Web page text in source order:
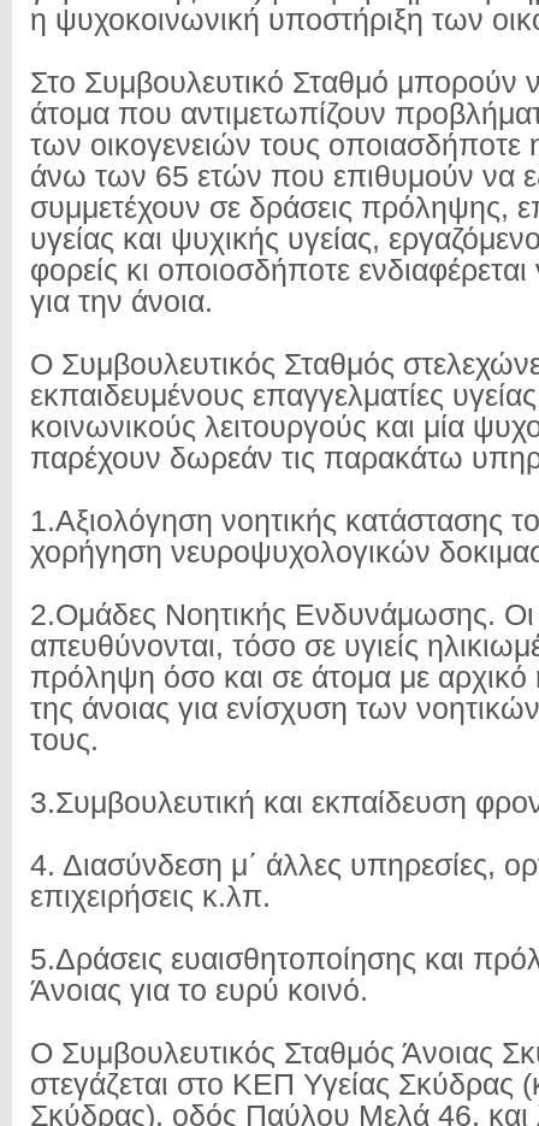
η ψυχοκοινωνική υποστήριξη των
Στο Συμβουλευτικό Σταθμό μπορούν
άτομα που αντιμετωπίζουν
των οικογενειών τους οποιασδήποτε
άνω των 65 ετών που επιθυμούν να
συμμετέχουν σε δράσεις πρόληψης,
υγείας και ψυχικής υγείας,
φορείς κι οποιοσδήποτε
για την άνοια.
Ο Συμβουλευτικός Σταθμός
εκπαιδευμένους επαγγελματίες
κοινωνικούς λειτουργούς και μία
παρέχουν δωρεάν τις παρακάτω
1.Αξιολόγηση νοητικής κατάστασης
χορήγηση νευροψυχολογικών
2.Ομάδες Νοητικής Ενδυνάμωσης. Οι
απευθύνονται, τόσο σε υγιείς
πρόληψη όσο και σε άτομα με αρχικό
της άνοιας για ενίσχυση των
τους.
3.Συμβουλευτική και εκπαίδευση
4. Διασύνδεση μ΄ άλλες υπηρεσίες,
επιχειρήσεις κ.λπ.
5.Δράσεις ευαισθητοποίησης και
Άνοιας για το ευρύ κοινό.
Ο Συμβουλευτικός Σταθμός Άνοιας
στεγάζεται στο ΚΕΠ Υγείας Σκύδρας
Σκύδρας), οδός Παύλου Μελά 46, και